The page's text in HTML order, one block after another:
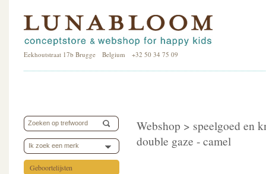
Eekhoutstraat 17b Brugge Belgium +32 50 34 75 09
Ik zoek een merk
Geboortelijsten
Webshop > speelgoed en
double gaze - camel